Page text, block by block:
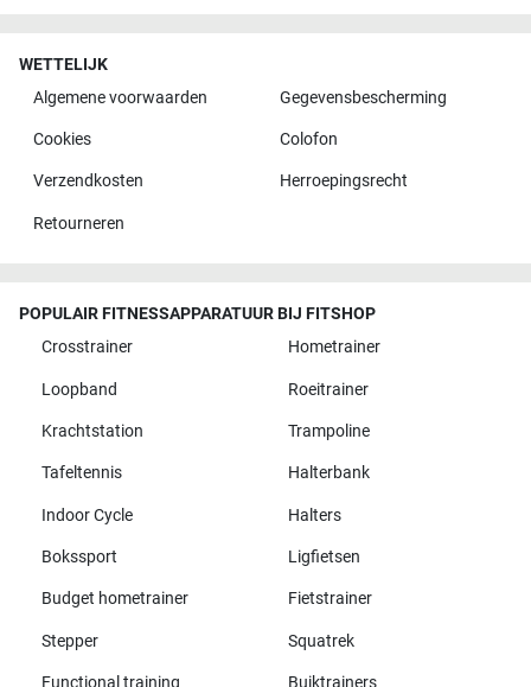
WETTELIJK
Algemene voorwaarden
Gegevensbescherming
Cookies Colofon
Verzendkosten Herroepingsrecht
Retourneren
POPULAIR FITNESSAPPARATUUR BIJ FITSHOP
Crosstrainer
Hometrainer
Loopband Roeitrainer
Krachtstation Trampoline
Tafeltennis Halterbank
Indoor Cycle Halters
Bokssport Ligfietsen
Budget hometrainer Fietstrainer
Stepper Squatrek